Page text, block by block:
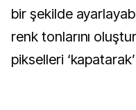
bir şekilde
renk tonlarını
pikselleri